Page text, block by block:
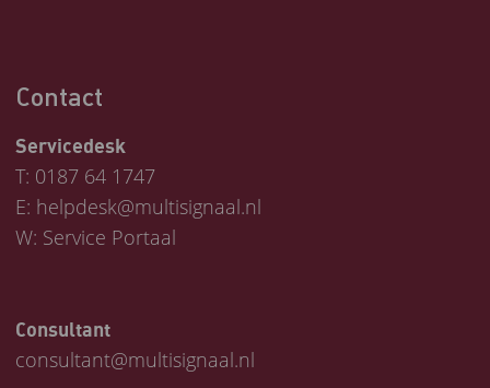
Contact
Servicedesk
T: 0187 64 1747
E: helpdesk@multisignaal.nl
W: Service Portaal
Consultant
consultant@multisignaal.nl